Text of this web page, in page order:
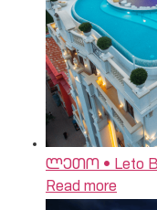
ლეთო • Leto
Read more